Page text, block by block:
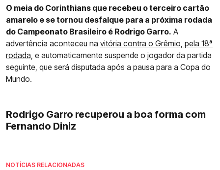
O meia do Corinthians que recebeu o terceiro cartão
amarelo e se tornou desfalque para a próxima rodada
do Campeonato Brasileiro é Rodrigo Garro. A
advertência aconteceu na vitória contra o Grêmio, pela 18ª
rodada, e automaticamente suspende o jogador da partida
seguinte, que será disputada após a pausa para a Copa do
Mundo.
Rodrigo Garro recuperou a boa forma com
Fernando Diniz
NOTÍCIAS RELACIONADAS